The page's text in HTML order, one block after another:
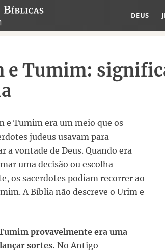
DEUS
e Tumim:
e Tumim era um meio que os
judeus usavam para
a vontade de Deus. Quando era
uma decisão ou escolha
os sacerdotes podiam recorrer ao
A Bíblia não descreve o Urim e
provavelmente era uma
sortes. No Antigo